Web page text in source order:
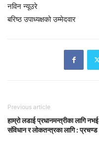
नविन न्यूउरे
बरिष्ठ उपाध्यक्षको उम्मेदवार
Previous article
हाम्रो लडाई प्रधानमन्त्रीका लागि नभई
संविधान र लोकतन्त्रका लागि : प्रचण्ड